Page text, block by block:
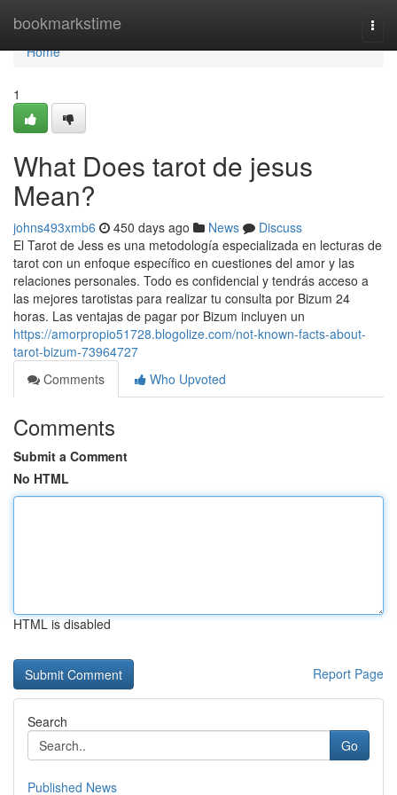
bookmarkstime
Home
Home
1
What Does tarot de jesus
Mean?
johns493xmb6 450 days ago News
Discuss
El Tarot de Jess es una metodología especializada en lecturas de
tarot con un enfoque específico en cuestiones del amor y las
relaciones personales. Todo es confidencial y tendrás acceso a
las mejores tarotistas para realizar tu consulta por Bizum 24
horas. Las ventajas de pagar por Bizum incluyen un
https://amorpropio51728.blogolize.com/not-known-facts-about-
tarot-bizum-73964727
Comments
Who Upvoted
Comments
Submit a Comment
No HTML
HTML is disabled
Report Page
Search
Go
Published News